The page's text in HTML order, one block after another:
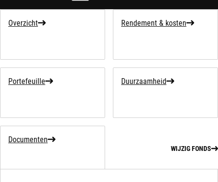
Overzicht Rendement & kosten
Portefeuille Duurzaamheid
Documenten
WIJZIG FONDS